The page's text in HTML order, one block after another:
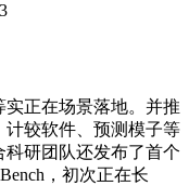
正在场景落地。并推
较软件、预测模子等
研团队还发布了首个
，初次正在长